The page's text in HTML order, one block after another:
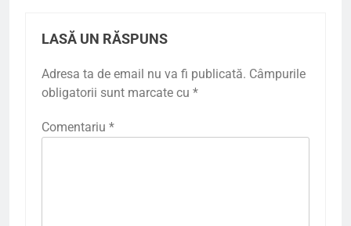
LASĂ UN RĂSPUNS
Adresa ta de email nu va fi publicată. Câmpurile
obligatorii sunt marcate cu *
Comentariu *